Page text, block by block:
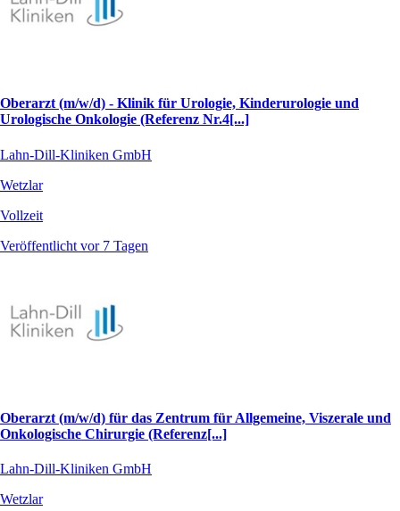
Oberarzt (m/w/d) - Klinik für Urologie, Kinderurologie und
Urologische Onkologie (Referenz Nr.4[...]
Lahn-Dill-Kliniken GmbH
Wetzlar
Vollzeit
Veröffentlicht vor 7 Tagen
Oberarzt (m/w/d) für das Zentrum für Allgemeine, Viszerale und
Onkologische Chirurgie (Referenz[...]
Lahn-Dill-Kliniken GmbH
Wetzlar